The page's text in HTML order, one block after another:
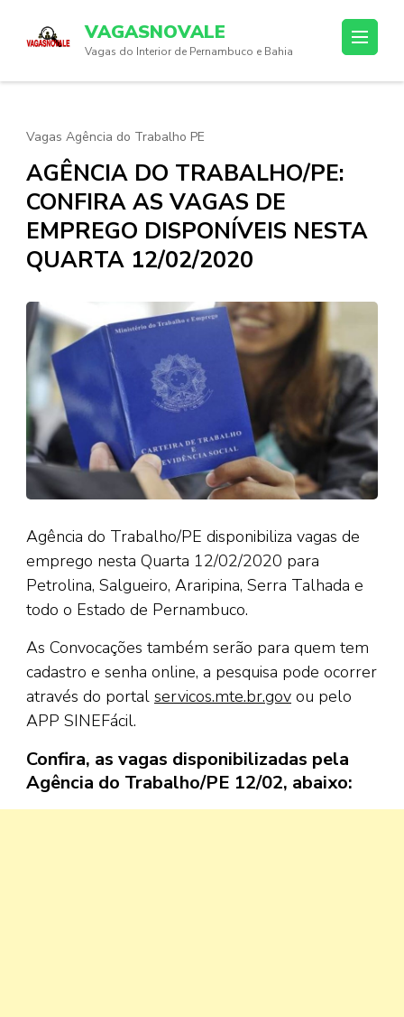
(Press
VAGASNOVALE
Vagas do Interior de Pernambuco e Bahia
Vagas Agência do Trabalho PE
AGÊNCIA DO TRABALHO/PE:
CONFIRA AS VAGAS DE
EMPREGO DISPONÍVEIS NESTA
QUARTA 12/02/2020
Agência do Trabalho/PE disponibiliza vagas de
emprego nesta Quarta 12/02/2020 para
Petrolina, Salgueiro, Araripina, Serra Talhada e
todo o Estado de Pernambuco.
As Convocações também serão para quem tem
cadastro e senha online, a pesquisa pode ocorrer
através do portal servicos.mte.br.gov ou pelo
APP SINEFácil.
Confira, as vagas disponibilizadas pela
Agência do Trabalho/PE 12/02, abaixo: